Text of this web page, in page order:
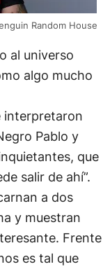
Random House
al universo
algo mucho
interpretaron
Pablo y
que
salir de ahí”.
a dos
y muestran
Frente
es tal que